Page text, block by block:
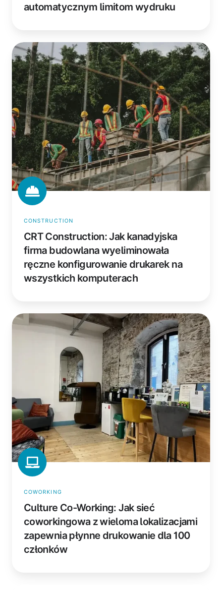
automatycznym limitom wydruku
CRT
Construction:
Jak
kanadyjska
firma
budowlana
wyeliminowała
ręczne
konfigurowanie
drukarek
na
wszystkich
komputerach
CONSTRUCTION
CRT Construction: Jak kanadyjska
firma budowlana wyeliminowała
ręczne konfigurowanie drukarek na
wszystkich komputerach
Culture
coworkingowa
wieloma
lokalizacjami
zapewnia
płynne
drukowanie
dla
100
COWORKING
Culture Co-Working: Jak sieć
coworkingowa z wieloma lokalizacjami
zapewnia płynne drukowanie dla 100
członków